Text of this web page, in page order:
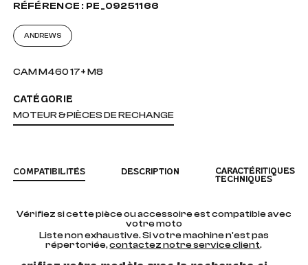
RÉFÉRENCE : PE_09251166
ANDREWS
CAM M460 17+ M8
CATÉGORIE
MOTEUR & PIÈCES DE RECHANGE
COMPATIBILITÉS DESCRIPTION
CARACTÉRITIQUES
TECHNIQUES
Vérifiez si cette pièce ou accessoire est compatible avec
votre moto
Liste non exhaustive. Si votre machine n'est pas
répertoriée,contactez notre service client.